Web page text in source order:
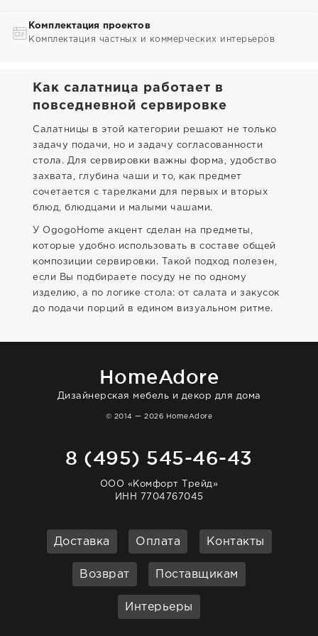
Комплектация проектов
Комплектация частных и коммерческих интерьеров
Как салатница работает в
повседневной сервировке
Салатницы в этой категории решают не только
задачу подачи, но и задачу согласованности
стола. Для сервировки важны форма, удобство
захвата, глубина чаши и то, как предмет
сочетается с тарелками для первых и вторых
блюд, блюдцами и малыми чашами.
У OgogoHome акцент сделан на предметы,
которые удобно использовать в составе общей
композиции сервировки. Такой подход полезен,
если Вы подбираете посуду не по одному
изделию, а по логике стола: от салата и закусок
до подачи порций в едином визуальном ритме.
HomeAdore
Дизайнерская мебель и декор для дома
© 2014 — 2026 HomeAdore
8 (495) 545-46-43
ООО «Комфорт Трейд»
ИНН 7704767045
Доставка Оплата Контакты
Возврат Поставщикам
Интерьеры